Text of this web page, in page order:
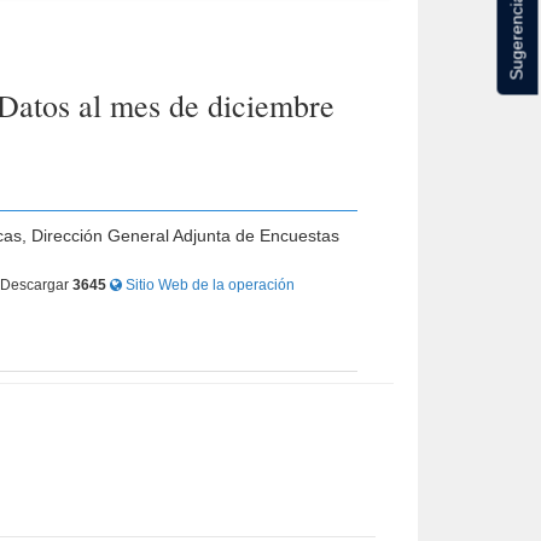
al mes de diciembre
Dirección General Adjunta de Encuestas
3645 Sitio Web de la operación
Sugerencias